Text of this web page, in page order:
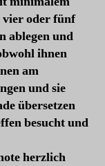
oder fünf
ablegen und
ihnen
am
und sie
übersetzen
besucht und
herzlich